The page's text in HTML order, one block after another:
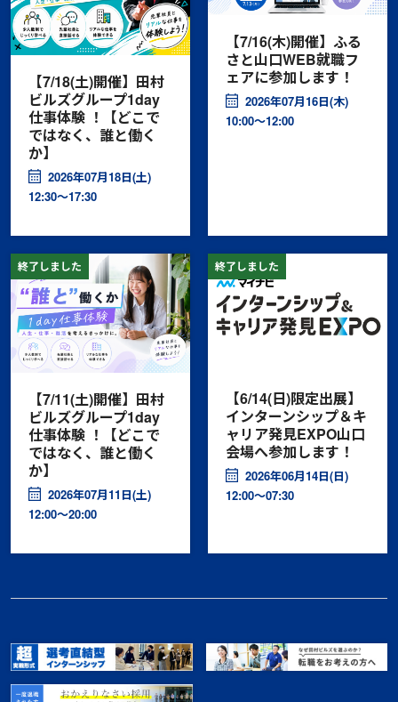
【7/18(土)開催】田村
ビルズグループ1day
仕事体験 ！【どこで
ではなく、誰と働く
か】
2026年07月18日(土)
12:30〜17:30
【7/16(木)開催】ふる
さと山口WEB就職フ
ェアに参加します！
2026年07月16日(木)
10:00〜12:00
終了しました
【7/11(土)開催】田村
ビルズグループ1day
仕事体験 ！【どこで
ではなく、誰と働く
か】
2026年07月11日(土)
12:00〜20:00
終了しました
【6/14(日)限定出展】
インターンシップ＆キ
ャリア発見EXPO山口
会場へ参加します！
2026年06月14日(日)
12:00〜07:30